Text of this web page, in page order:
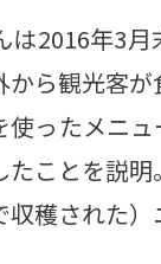
2016年3月
ら観光客
使ったメニ
たことを説
収穫された